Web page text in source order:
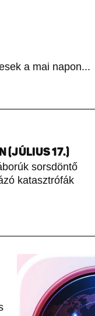
a mai napon...
(JÚLIUS 17.)
sorsdöntő
katasztrófák